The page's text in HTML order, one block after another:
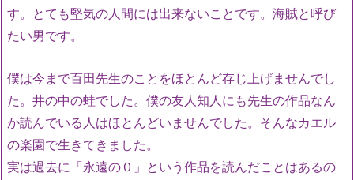
す。とても堅気の人間には出来ないことです。海賊と呼び
たい男です。
僕は今まで百田先生のことをほとんど存じ上げませんでし
た。井の中の蛙でした。僕の友人知人にも先生の作品なん
か読んでいる人はほとんどいませんでした。そんなカエル
の楽園で生きてきました。
実は過去に「永遠の０」という作品を読んだことはあるの